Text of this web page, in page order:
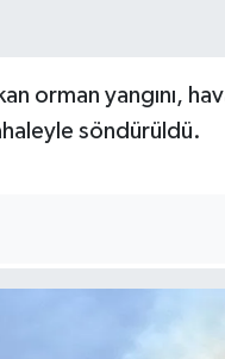
orman yangını,
söndürüldü.